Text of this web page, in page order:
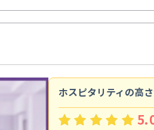
ホスピタリティの高